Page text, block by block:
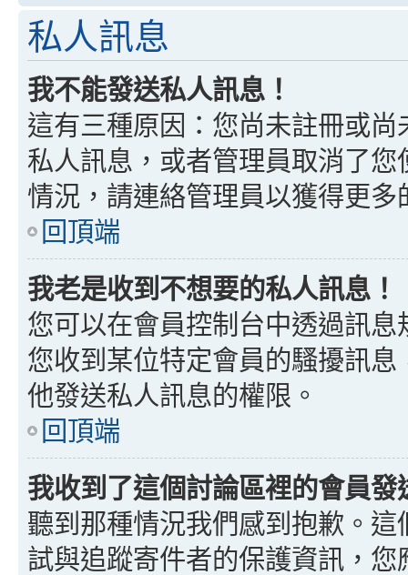
私人訊息
我不能發送私人訊息！
這有三種原因：您尚未註冊或
私人訊息，或者管理員取消了
情況，請連絡管理員以獲得更多
回頂端
我老是收到不想要的私人訊息！
您可以在會員控制台中透過訊
您收到某位特定會員的騷擾訊
他發送私人訊息的權限。
回頂端
我收到了這個討論區裡的會員
聽到那種情況我們感到抱歉。
試與追蹤寄件者的保護資訊，